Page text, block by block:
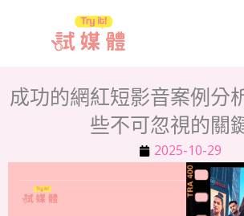
要成功的網紅短影音案例分
些不可忽視的關
2025-10-29